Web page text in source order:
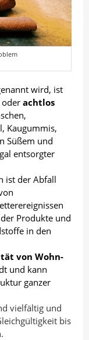
wird, ist
oder achtlos
Kaugummis,
Süßem und
entsorgter
ist der Abfall
Produkte und
in den
von Wohn-
und kann
ganzer
vielfältig und
bis